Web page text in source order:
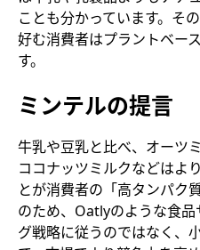
ことも分かっています。そ
好む消費者はプラントベー
す。
ミンテルの提言
牛乳や豆乳と比べ、オーツ
ココナッツミルクなどはよ
とが消費者の「高タンパク
のため、Oatlyのような食
グ戦略に従うのではなく、